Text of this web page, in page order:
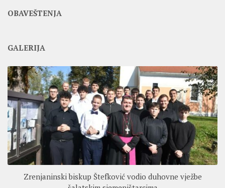
OBAVEŠTENJA
GALERIJA
Zrenjaninski biskup Štefković vodio duhovne vježbe